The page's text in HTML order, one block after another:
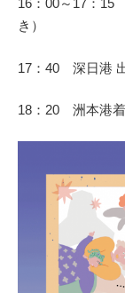
16：00～17：15
き）
17：40 深日港
18：20 洲本港